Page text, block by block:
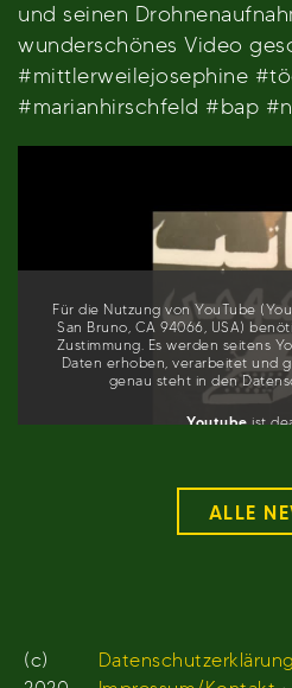
und seinen
wunderschönes Video
#mittlerweilejosephine
#marianhirschfeld #bap
Für die Nutzung von YouTube
San Bruno, CA 94066, USA)
Zustimmung. Es werden seitens
Daten erhoben, verarbeitet und
genau steht in den
Youtubeist
ALLE
(c)
Datenschutzerklärung